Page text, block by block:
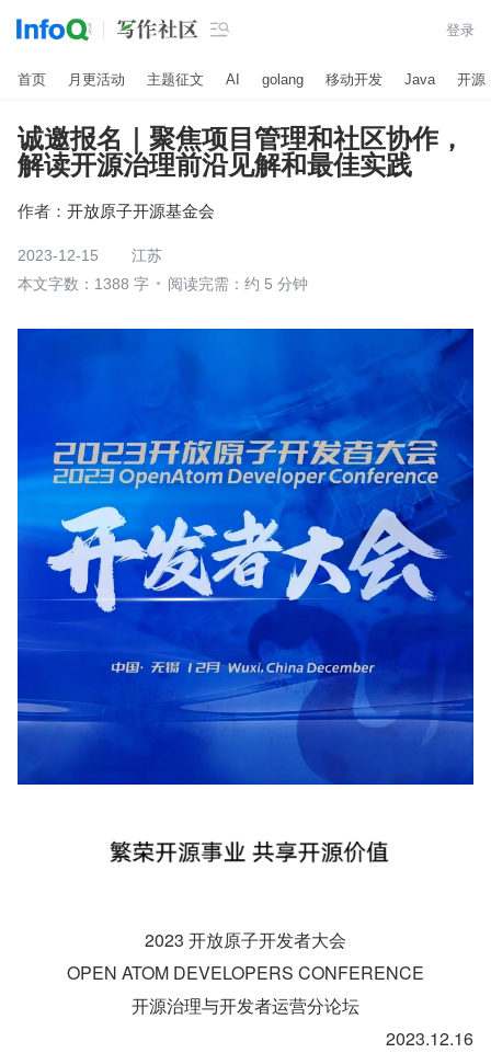
 登录
首页 月更活动 主题征文 AI golang 移动开发 Java 开源
诚邀报名｜聚焦项目管理和社区协作，
解读开源治理前沿见解和最佳实践
作者： 开放原子开源基金会
2023-12-15
江苏
本文字数：1388 字
阅读完需：约 5 分钟
2023 开放原子开发者大会
OPEN ATOM DEVELOPERS CONFERENCE
开源治理与开发者运营分论坛
2023.12.16